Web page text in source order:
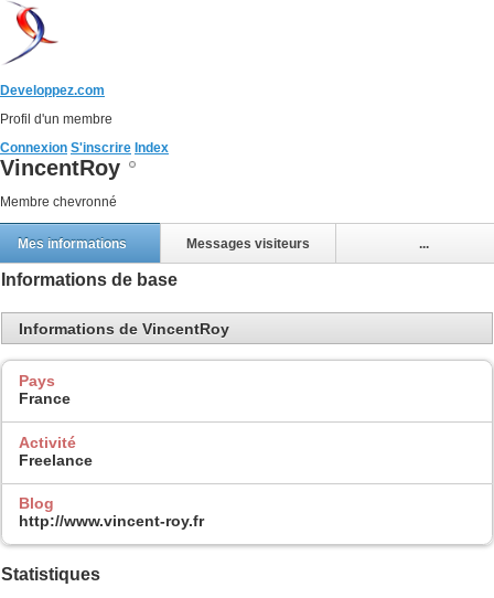
Developpez.com
Profil d'un membre
Connexion S'inscrire Index
VincentRoy
Membre chevronné
Mes informations Messages visiteurs ...
Informations de base
Informations de VincentRoy
Pays
France
Activité
Freelance
Blog
http://www.vincent-roy.fr
Statistiques